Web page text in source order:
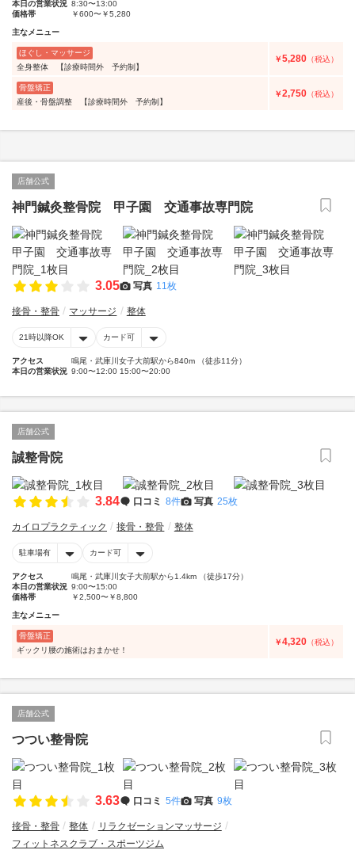
本日の営業状況 8:30〜13:00
価格帯
￥600〜￥5,280
主なメニュー
ほぐし・マッサージ
全身整体 【診療時間外 予約制】
￥5,280 （税込）
骨盤矯正
産後・骨盤調整 【診療時間外 予約制】
￥2,750 （税込）
店舗公式
神門鍼灸整骨院 甲子園 交通事故専門院
3.05 写真 11枚
接骨・整骨 マッサージ 整体
21時以降OK カード可
アクセス
鳴尾・武庫川女子大前駅から840m （徒歩11分）
本日の営業状況 9:00〜12:00 15:00〜20:00
店舗公式
誠整骨院
3.84 口コミ 8件 写真 25枚
カイロプラクティック 接骨・整骨 整体
駐車場有 カード可
アクセス
鳴尾・武庫川女子大前駅から1.4km （徒歩17分）
本日の営業状況 9:00〜15:00
価格帯
￥2,500〜￥8,800
主なメニュー
骨盤矯正
ギックリ腰の施術はおまかせ！
￥4,320 （税込）
店舗公式
つつい整骨院
3.63 口コミ 5件 写真 9枚
接骨・整骨 整体
リラクゼーションマッサージ
フィットネスクラブ・スポーツジム